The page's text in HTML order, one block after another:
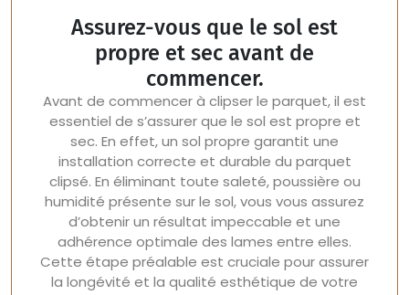
Assurez-vous que le sol est
propre et sec avant de
commencer.
Avant de commencer à clipser le parquet, il est
essentiel de s’assurer que le sol est propre et
sec. En effet, un sol propre garantit une
installation correcte et durable du parquet
clipsé. En éliminant toute saleté, poussière ou
humidité présente sur le sol, vous vous assurez
d’obtenir un résultat impeccable et une
adhérence optimale des lames entre elles.
Cette étape préalable est cruciale pour assurer
la longévité et la qualité esthétique de votre